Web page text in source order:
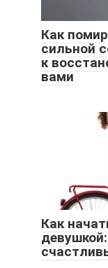
Как
сильной
к
вами
Как